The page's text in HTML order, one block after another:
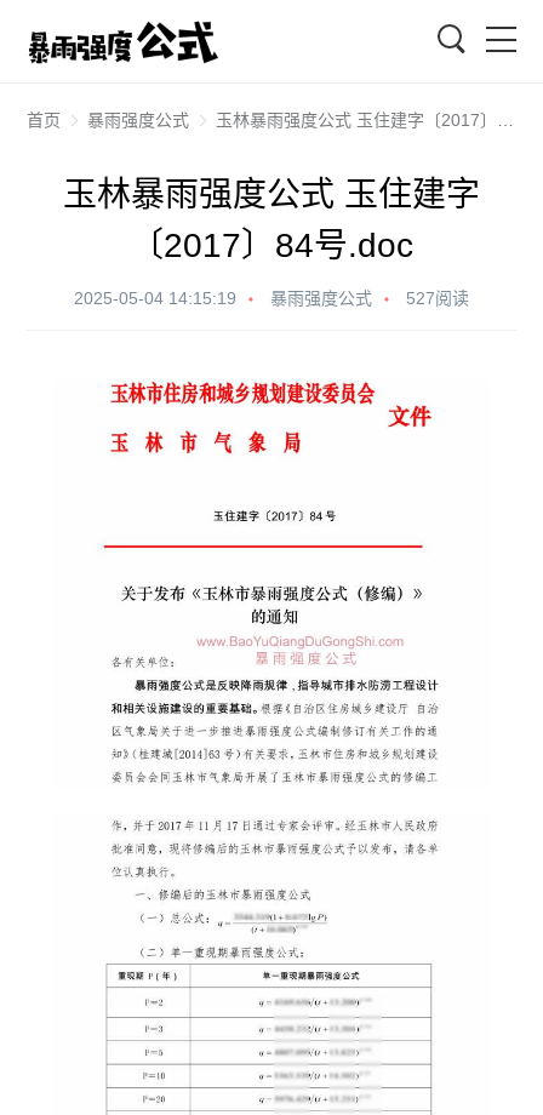
首页 暴雨强度公式 玉林暴雨强度公式 玉住建字〔2017〕84号.doc
玉林暴雨强度公式 玉住建字
〔2017〕84号.doc
2025-05-04 14:15:19 暴雨强度公式 527阅读